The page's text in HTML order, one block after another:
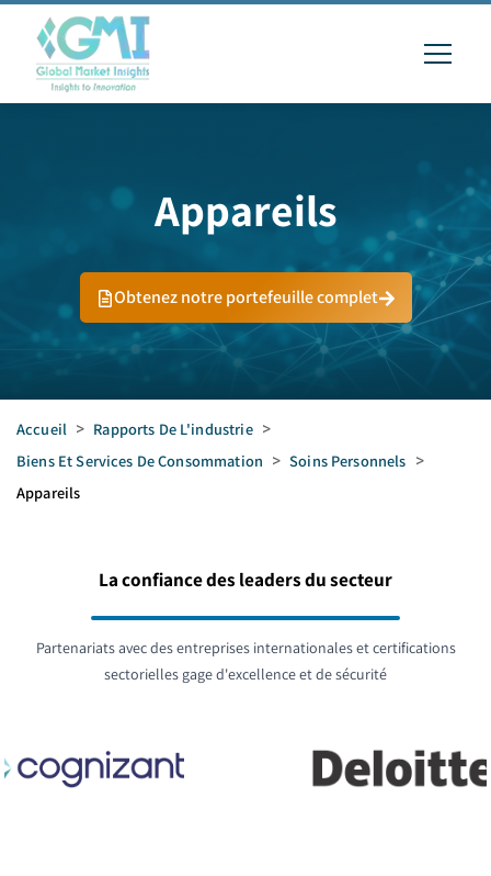
Appareils
Obtenez notre portefeuille complet
Accueil > Rapports De L'industrie >
Biens Et Services De Consommation > Soins Personnels >
Appareils
La confiance des leaders du secteur
Partenariats avec des entreprises internationales et certifications
sectorielles gage d'excellence et de sécurité